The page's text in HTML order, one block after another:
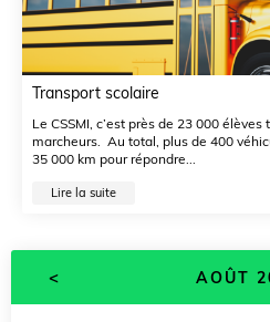
Transport scolaire
Le CSSMI, c’est près de 23 000
marcheurs. Au total, plus de 400
35 000 km pour répondre...
Lire la suite
< AOÛT